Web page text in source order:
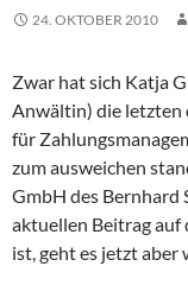
24. OKTOBER 2010
Zwar hat sich Katja
Anwältin) die letzten
für
zum ausweichen
GmbH des Bernhard
aktuellen Beitrag auf
ist, geht es jetzt